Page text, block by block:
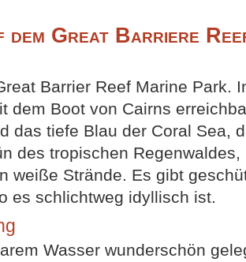
dem Great Barriere
Barrier Reef Marine Park.
dem Boot von Cairns
das tiefe Blau der Coral Sea,
des tropischen Regenwaldes,
weiße Strände. Es gibt
es schlichtweg idyllisch ist.
Wasser wunderschön